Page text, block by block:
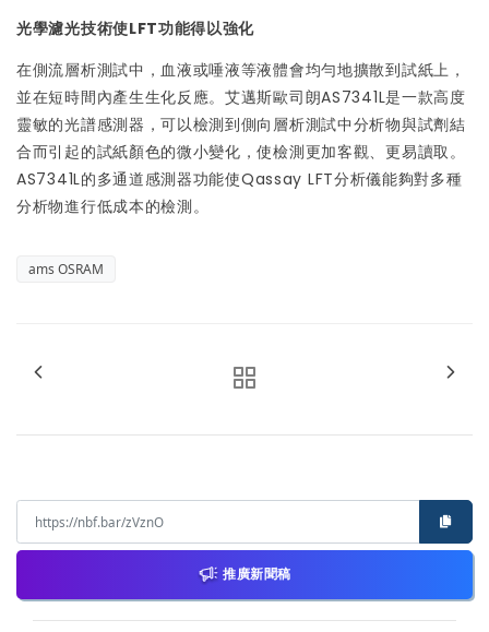
光學濾光技術使LFT功能得以強化
在側流層析測試中，血液或唾液等液體會均勻地擴散到試紙上，
並在短時間內產生生化反應。艾邁斯歐司朗AS7341L是一款高度
靈敏的光譜感測器，可以檢測到側向層析測試中分析物與試劑結
合而引起的試紙顏色的微小變化，使檢測更加客觀、更易讀取。
AS7341L的多通道感測器功能使Qassay LFT分析儀能夠對多種
分析物進行低成本的檢測。
ams OSRAM
推廣新聞稿